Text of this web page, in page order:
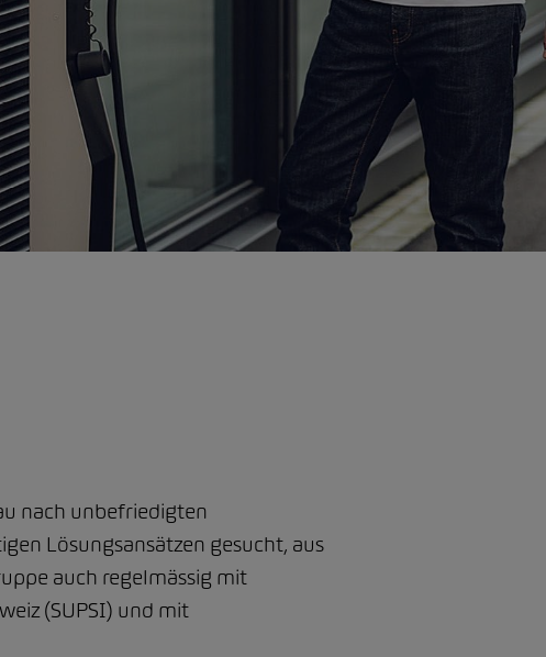
nach unbefriedigten
Lösungsansätzen gesucht, aus
auch regelmässig mit
(SUPSI) und mit